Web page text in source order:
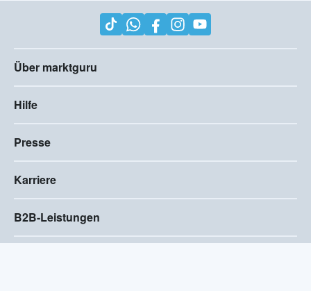
Über marktguru
Hilfe
Presse
Karriere
B2B-Leistungen